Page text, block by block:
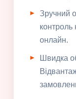
Зручний
онлайн.
Швидка